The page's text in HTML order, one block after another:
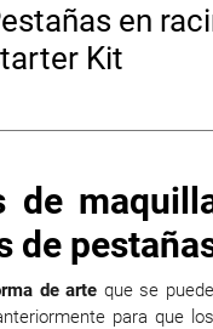
en
Kit
de
de
de arte que se
para que